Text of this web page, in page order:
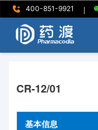
400-851-9921 |
CR-12/01
基本信息